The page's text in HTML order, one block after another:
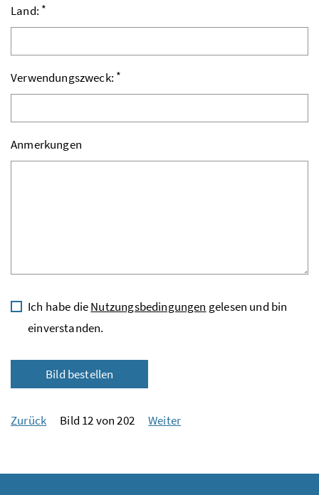
Land: *
Verwendungszweck: *
Anmerkungen
Ich habe dieNutzungsbedingungen gelesen und bin
einverstanden.
Bild bestellen
Zurück Bild 12 von 202 Weiter